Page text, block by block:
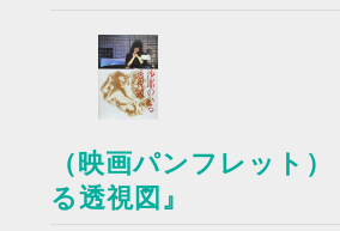
（映画パンフレット
る透視図』